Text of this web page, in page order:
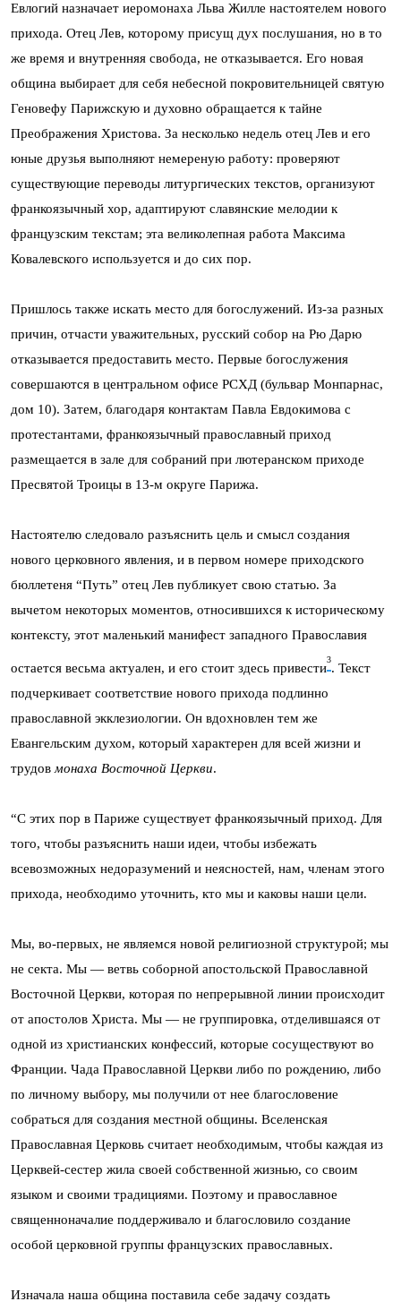
Евлогий назначает иеромонаха Льва Жилле настоятелем нового
прихода. Отец Лев, которому присущ дух послушания, но в то
же время и внутренняя свобода, не отказывается. Его новая
община выбирает для себя небесной покровительницей святую
Геновефу Парижскую и духовно обращается к тайне
Преображения Христова. За несколько недель отец Лев и его
юные друзья выполняют немереную работу: проверяют
существующие переводы литургических текстов, организуют
франкоязычный хор, адаптируют славянские мелодии к
французским текстам; эта великолепная работа Максима
Ковалевского используется и до сих пор.
Пришлось также искать место для богослужений. Из-за разных
причин, отчасти уважительных, русский собор на Рю Дарю
отказывается предоставить место. Первые богослужения
совершаются в центральном офисе РСХД (бульвар Монпарнас,
дом 10). Затем, благодаря контактам Павла Евдокимова с
протестантами, франкоязычный православный приход
размещается в зале для собраний при лютеранском приходе
Пресвятой Троицы в 13-м округе Парижа.
Настоятелю следовало разъяснить цель и смысл создания
нового церковного явления, и в первом номере приходского
бюллетеня “Путь” отец Лев публикует свою статью. За
вычетом некоторых моментов, относившихся к историческому
контексту, этот маленький манифест западного Православия
остается весьма актуален, и его стоит здесь привести
3
. Текст
подчеркивает соответствие нового прихода подлинно
православной экклезиологии. Он вдохновлен тем же
Евангельским духом, который характерен для всей жизни и
трудовмонаха Восточной Церкви.
“С этих пор в Париже существует франкоязычный приход. Для
того, чтобы разъяснить наши идеи, чтобы избежать
всевозможных недоразумений и неясностей, нам, членам этого
прихода, необходимо уточнить, кто мы и каковы наши цели.
Мы, во-первых, не являемся новой религиозной структурой; мы
не секта. Мы — ветвь соборной апостольской Православной
Восточной Церкви, которая по непрерывной линии происходит
от апостолов Христа. Мы — не группировка, отделившаяся от
одной из христианских конфессий, которые сосуществуют во
Франции. Чада Православной Церкви либо по рождению, либо
по личному выбору, мы получили от нее благословение
собраться для создания местной общины. Вселенская
Православная Церковь считает необходимым, чтобы каждая из
Церквей-сестер жила своей собственной жизнью, со своим
языком и своими традициями. Поэтому и православное
священноначалие поддерживало и благословило создание
особой церковной группы французских православных.
Изначала наша община поставила себе задачу создать